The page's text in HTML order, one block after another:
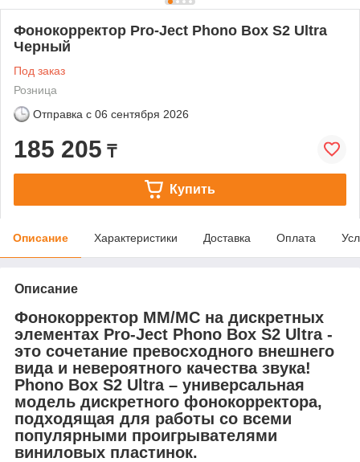
Фонокорректор Pro-Ject Phono Box S2 Ultra
Черный
Под заказ
Розница
Отправка с 06 сентября 2026
185 205 ₸
Купить
Описание Характеристики Доставка Оплата
Описание
Фонокорректор MM/MC на дискретных
элементах Pro-Ject Phono Box S2 Ultra -
это сочетание превосходного внешнего
вида и невероятного качества звука!
Phono Box S2 Ultra – универсальная
модель дискретного фонокорректора,
подходящая для работы со всеми
популярными проигрывателями
виниловых пластинок.